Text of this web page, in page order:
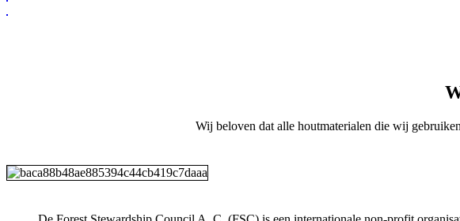
Wij beloven dat alle houtmaterialen die wij